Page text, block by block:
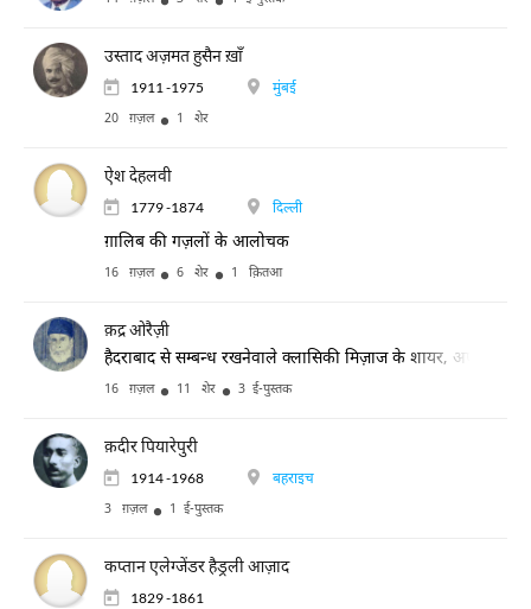
उस्ताद अज़मत हुसैन ख़ाँ
1911 -1975 मुंबई
20 ग़ज़ल 1 शेर
ऐश देहलवी
1779 -1874 दिल्ली
ग़ालिब की गज़लों के आलोचक
16 ग़ज़ल 6 शेर 1 क़ितआ
क़द्र ओरैज़ी
हैदराबाद से सम्बन्ध रखनेवाले क्लासिकी मिज़ाज के शायर, अपनी
16 ग़ज़ल 11 शेर 3 ई-पुस्तक
क़दीर पियारेपुरी
1914 -1968 बहराइच
3 ग़ज़ल 1 ई-पुस्तक
कप्तान एलेग्जेंडर हैड्रली आज़ाद
1829 -1861